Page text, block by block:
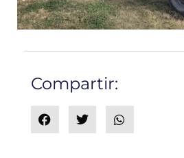
Compartir: